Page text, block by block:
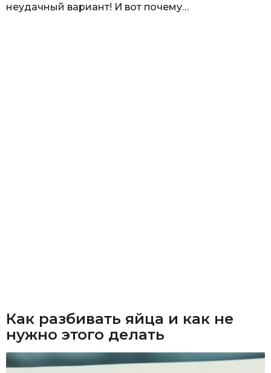
неудачный вариант! И вот почему…
Как разбивать яйца и как не
нужно этого делать